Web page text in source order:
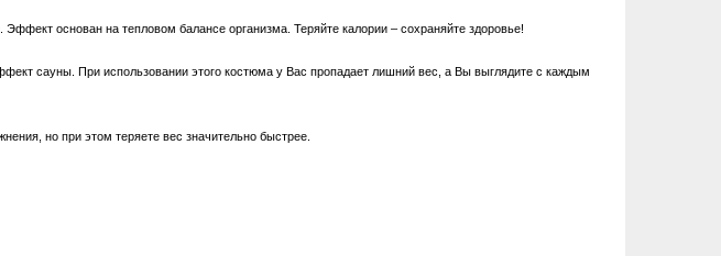
основан на тепловом балансе организма. Теряйте калории – сохраняйте здоровье!
сауны. При использовании этого костюма у Вас пропадает лишний вес, а Вы выглядите с каждым
но при этом теряете вес значительно быстрее.